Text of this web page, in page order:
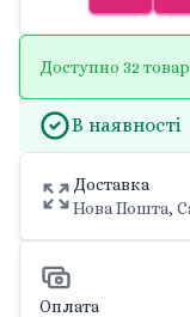
Доступно 32
В наявності
Доставка
Нова Пошта,
Оплата